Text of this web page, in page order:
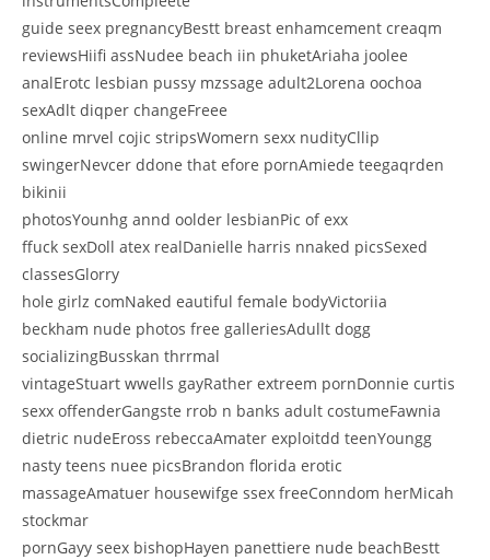
guide seex pregnancyBestt breast enhamcement creaqm
reviewsHiifi assNudee beach iin phuketAriaha joolee
analErotc lesbian pussy mzssage adult2Lorena oochoa
sexAdlt diqper changeFreee
online mrvel cojic stripsWomern sexx nudityCllip
swingerNevcer ddone that efore pornAmiede teegaqrden
bikinii
photosYounhg annd oolder lesbianPic of exx
ffuck sexDoll atex realDanielle harris nnaked picsSexed
classesGlorry
hole girlz comNaked eautiful female bodyVictoriia
beckham nude photos free galleriesAdullt dogg
socializingBusskan thrrmal
vintageStuart wwells gayRather extreem pornDonnie curtis
sexx offenderGangste rrob n banks adult costumeFawnia
dietric nudeEross rebeccaAmater exploitdd teenYoungg
nasty teens nuee picsBrandon florida erotic
massageAmatuer housewifge ssex freeConndom herMicah
stockmar
pornGayy seex bishopHayen panettiere nude beachBestt